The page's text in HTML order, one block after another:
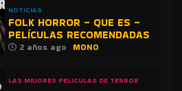
NOTICIAS
FOLK HORROR – QUE ES –
PELÍCULAS RECOMENDADAS
2 años ago MONO
LAS MEJORES PELICULAS DE TERROR